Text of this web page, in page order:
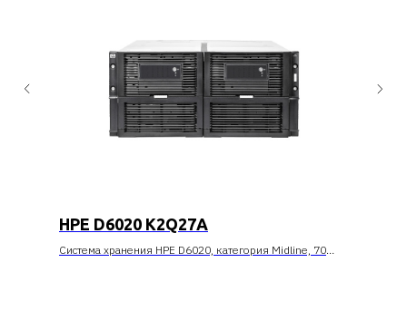
HPE D6020 K2Q27A
Система хранения HPE D6020, категория Midline, 70